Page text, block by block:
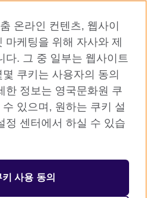
organisation for cultural
A registered charity:
(Scotland)
(정동 34-5 배재정동빌딩B동) 2층
온라인 컨텐츠, 웹사이
케팅을 위해 자사와 제
다. 그 중 일부는 웹사이트
쿠키는 사용자의 동의
한 정보는 영국문화원 쿠
있으며, 원하는 쿠키 설
정 센터에서 하실 수 있습
사용 동의